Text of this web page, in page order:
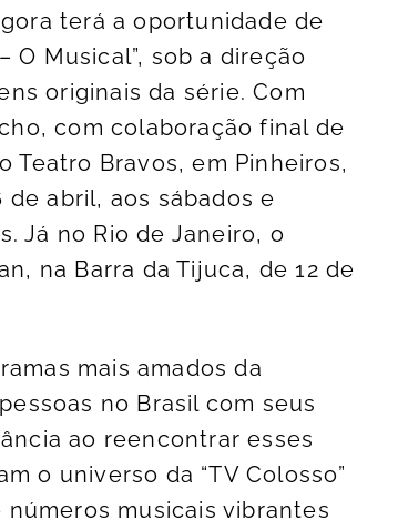
terá a oportunidade de
O Musical”, sob a direção
originais da série. Com
com colaboração final de
Teatro Bravos, em Pinheiros,
abril, aos sábados e
Já no Rio de Janeiro, o
na Barra da Tijuca, de 12 de
mais amados da
no Brasil com seus
ao reencontrar esses
o universo da “TV Colosso”
musicais vibrantes